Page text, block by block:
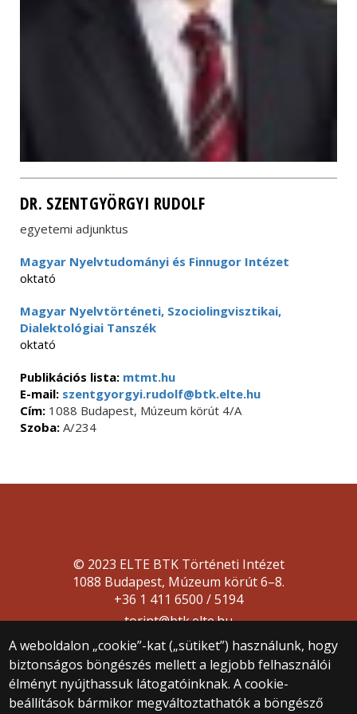
DR. SZENTGYÖRGYI RUDOLF
egyetemi adjunktus
Magyar Nyelvtudományi és Finnugor Intézet
oktató
Magyar Nyelvtörténeti, Szociolingvisztikai,
Dialektológiai Tanszék
oktató
Publikációs lista: mtmt.hu
E-mail: szentgyorgyi.rudolf@btk.elte.hu
Cím: 1088 Budapest, Múzeum körút 4/A
Szoba: A/234
A weboldalon „cookie”-kat („sütiket”) használunk, hogy
biztonságos böngészés mellett a legjobb felhasználói
élményt nyújthassuk látogatóinknak. A cookie-
beállítások bármikor megváltoztathatók a böngésző
© 2023 ELTE BTK Történeti Intézet
1088 Budapest, Múzeum körút 6–8.
+36 1 411 6500 / 5194
torint@btk.elte.hu